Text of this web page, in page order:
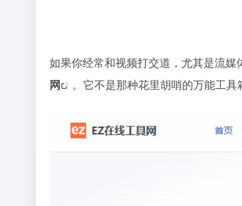
如果你经常和视频打交道，尤其是流
网
。它不是那种花里胡哨的万能工具